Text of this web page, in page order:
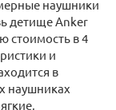
наушники
детище Anker
стоимость в 4
и
в
наушниках